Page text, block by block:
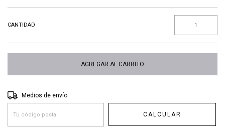
CANTIDAD
Entregas para el CP:
Medios de envío
CALCULAR